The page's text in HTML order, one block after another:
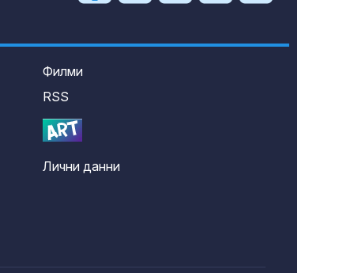
Филми
RSS
Лични данни